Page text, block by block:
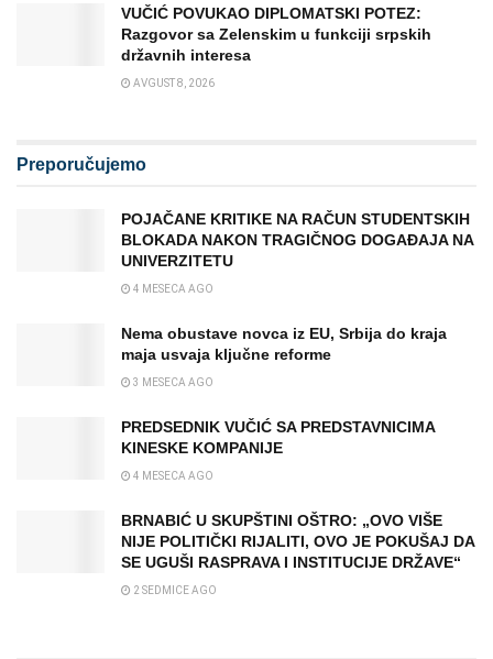
VUČIĆ POVUKAO DIPLOMATSKI POTEZ:
Razgovor sa Zelenskim u funkciji srpskih
državnih interesa
AVGUST 8, 2026
Preporučujemo
POJAČANE KRITIKE NA RAČUN STUDENTSKIH
BLOKADA NAKON TRAGIČNOG DOGAĐAJA NA
UNIVERZITETU
4 MESECA AGO
Nema obustave novca iz EU, Srbija do kraja
maja usvaja ključne reforme
3 MESECA AGO
PREDSEDNIK VUČIĆ SA PREDSTAVNICIMA
KINESKE KOMPANIJE
4 MESECA AGO
BRNABIĆ U SKUPŠTINI OŠTRO: „OVO VIŠE
NIJE POLITIČKI RIJALITI, OVO JE POKUŠAJ DA
SE UGUŠI RASPRAVA I INSTITUCIJE DRŽAVE“
2 SEDMICE AGO